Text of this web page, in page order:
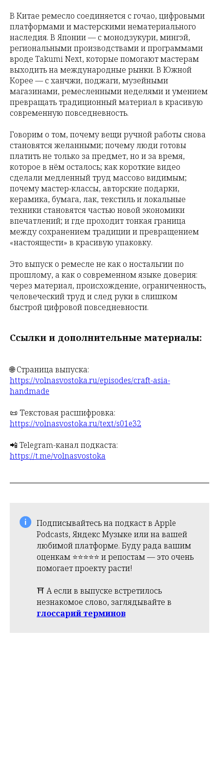
В Китае ремесло соединяется с гочао, цифровыми
платформами и мастерскими нематериального
наследия. В Японии — с монодзукури, мингэй,
региональными производствами и программами
вроде Takumi Next, которые помогают мастерам
выходить на международные рынки. В Южной
Корее — с ханчжи, поджаги, музейными
магазинами, ремесленными неделями и умением
превращать традиционный материал в красивую
современную повседневность.
Говорим о том, почему вещи ручной работы снова
становятся желанными; почему люди готовы
платить не только за предмет, но и за время,
которое в нём осталось; как короткие видео
сделали медленный труд массово видимым;
почему мастер-классы, авторские подарки,
керамика, бумага, лак, текстиль и локальные
техники становятся частью новой экономики
впечатлений; и где проходит тонкая граница
между сохранением традиции и превращением
«настоящести» в красивую упаковку.
Это выпуск о ремесле не как о ностальгии по
прошлому, а как о современном языке доверия:
через материал, происхождение, ограниченность,
человеческий труд и след руки в слишком
быстрой цифровой повседневности.
Ссылки и дополнительные материалы:
🌐 Страница выпуска:
https://volnasvostoka.ru/episodes/craft-asia-
handmade
📜 Текстовая расшифровка:
https://volnasvostoka.ru/text/s01e32
📲 Telegram-канал подкаста:
https://t.me/volnasvostoka
Подписывайтесь на подкаст в Apple
Podcasts, Яндекс Музыке или на вашей
любимой платформе. Буду рада вашим
оценкам ⭐️⭐️⭐️⭐️⭐️ и репостам — это очень
помогает проекту расти!
⛩️ А если в выпуске встретилось
незнакомое слово, заглядывайте в
глоссарий терминов